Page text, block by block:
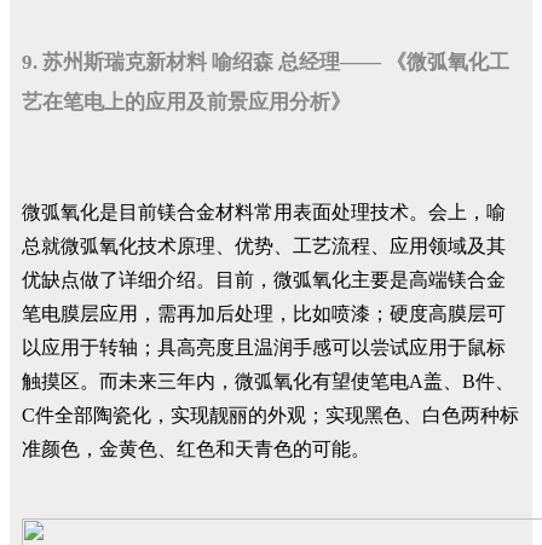
9. 苏州斯瑞克新材料 喻绍森 总经理—— 《微弧氧化工
艺在笔电上的应用及前景应用分析》
微弧氧化是目前镁合金材料常用表面处理技术。会上，喻
总就微弧氧化技术原理、优势、工艺流程、应用领域及其
优缺点做了详细介绍。目前，微弧氧化主要是高端镁合金
笔电膜层应用，需再加后处理，比如喷漆；硬度高膜层可
以应用于转轴；具高亮度且温润手感可以尝试应用于鼠标
触摸区。而未来三年内，微弧氧化有望使笔电A盖、B件、
C件全部陶瓷化，实现靓丽的外观；实现黑色、白色两种标
准颜色，金黄色、红色和天青色的可能。